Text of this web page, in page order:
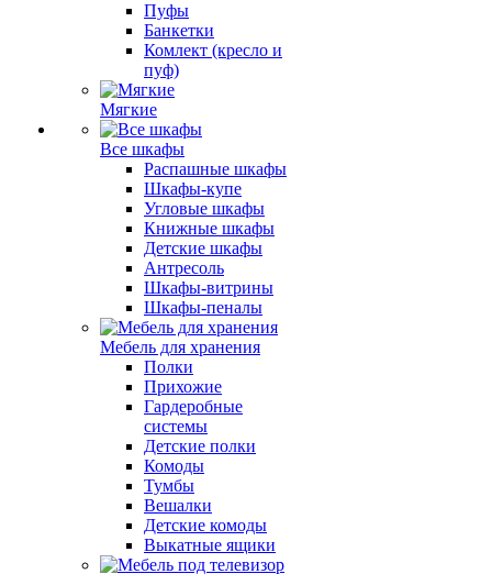
Пуфы
Банкетки
Комлект (кресло и
пуф)
Мягкие
Все шкафы
Распашные шкафы
Шкафы-купе
Угловые шкафы
Книжные шкафы
Детские шкафы
Антресоль
Шкафы-витрины
Шкафы-пеналы
Мебель для хранения
Полки
Прихожие
Гардеробные
системы
Детские полки
Комоды
Тумбы
Вешалки
Детские комоды
Выкатные ящики